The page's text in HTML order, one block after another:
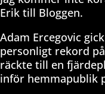
Erik till Bloggen.
Adam Ercegovic
personligt rekord
räckte till en
inför hemmapublik